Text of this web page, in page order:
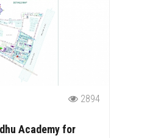
2894
Academy for